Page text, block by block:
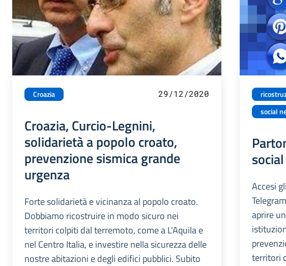
Croazia 29/12/2020
Croazia, Curcio-Legnini,
solidarietà a popolo croato,
prevenzione sismica grande
urgenza
Forte solidarietà e vicinanza al popolo croato.
Dobbiamo ricostruire in modo sicuro nei
territori colpiti dal terremoto, come a L’Aquila e
nel Centro Italia, e investire nella sicurezza delle
nostre abitazioni e degli edifici pubblici. Subito
social
Accesi
aprire
territori